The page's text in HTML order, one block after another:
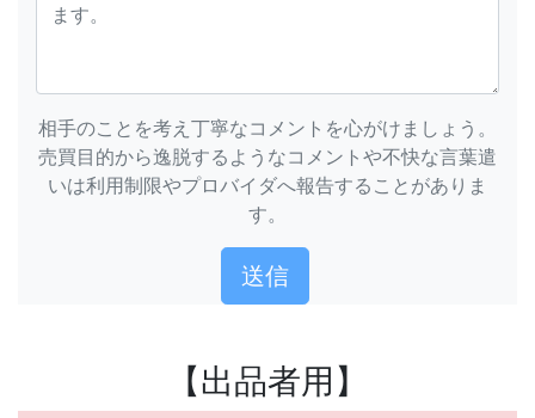
相手のことを考え丁寧なコメントを心がけましょう。
売買目的から逸脱するようなコメントや不快な言葉遣
いは利用制限やプロバイダへ報告することがありま
す。
【出品者用】